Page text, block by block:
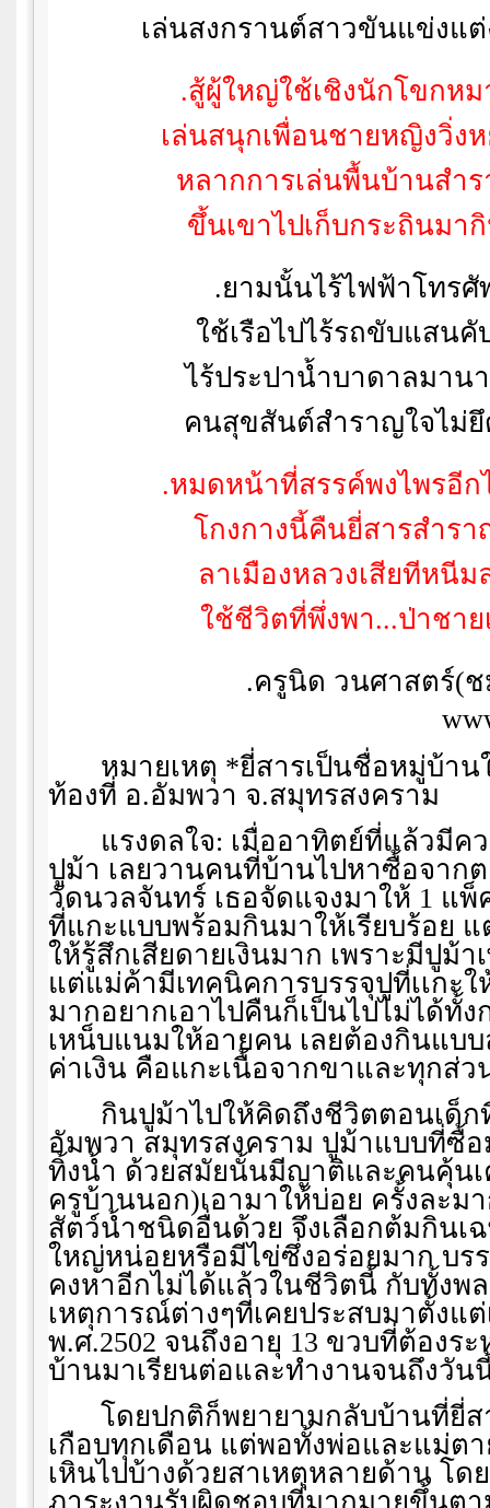
เล่นสงกรานต์สาวขันแข่งแต่
.สู้ผู้ใหญ่ใช้เชิงนักโขกหม
เล่นสนุกเพื่อนชายหญิงวิ่ง
หลากการเล่นพื้นบ้านสำ
ขึ้นเขาไปเก็บกระถินมา
.ยามนั้นไร้ไฟฟ้าโทรศั
ใช้เรือไปไร้รถขับแสน
ไร้ประปาน้ำบาดาลมาน
คนสุขสันต์สำราญใจไม่
.หมดหน้าที่สรรค์พงไพรอี
โกงกางนี้คืนยี่สารสำร
ลาเมืองหลวงเสียทีหนีม
ใช้ชีวิตที่พึ่งพา...ป่าชาย
.ครูนิด วนศาสตร์(
หมายเหตุ *ยี่สารเป็นชื่อหมู่บ้าน
ท้องที่ อ.อัมพวา จ.สมุทรสงคราม
แรงดลใจ: เมื่ออาทิตย์ที่แล้วมีค
ปูม้า เลยวานคนที่บ้านไปหาซื้อจาก
วัดนวลจันทร์ เธอจัดแจงมาให้ 1 แพ็
ที่แกะแบบพร้อมกินมาให้เรียบร้อย
ให้รู้สึกเสียดายเงินมาก เพราะมีปูม้า
แต่แม่ค้ามีเทคนิคการบรรจุปูที่เเกะ
มากอยากเอาไปคืนก็เป็นไปไม่ได้ทั้
เหน็บแนมให้อายคน เลยต้องกินแบ
ค่าเงิน คือแกะเนื้อจากขาและทุกส่
กินปูม้าไปให้คิดถึงชีวิตตอนเด็ก
อัมพวา สมุทรสงคราม ปูม้าแบบที่ซื้
ทิ้งน้ำ ด้วยสมัยนั้นมีญาติและคนคุ้นเ
ครูบ้านนอก)เอามาให้บ่อย ครั้งละม
สัตว์น้ำชนิดอื่นด้วย จึงเลือกต้มกินเ
ใหญ่หน่อยหรือมีไข่ซึ่งอร่อยมาก บร
คงหาอีกไม่ได้แล้วในชีวิตนี้ กับทั้งพ
เหตุการณ์ต่างๆที่เคยประสบมาตั้งแต่
พ.ศ.2502 จนถึงอายุ 13 ขวบที่ต้องร
บ้านมาเรียนต่อและทำงานจนถึงวัน
โดยปกติก็พยายามกลับบ้านที่ยี่ส
เกือบทุกเดือน แต่พอทั้งพ่อและแม่ต
เหินไปบ้างด้วยสาเหตุหลายด้าน โด